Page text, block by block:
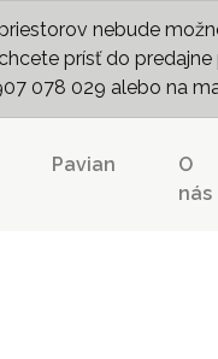
nebude
prísť do
078 029 alebo na
Pavian
O
nás